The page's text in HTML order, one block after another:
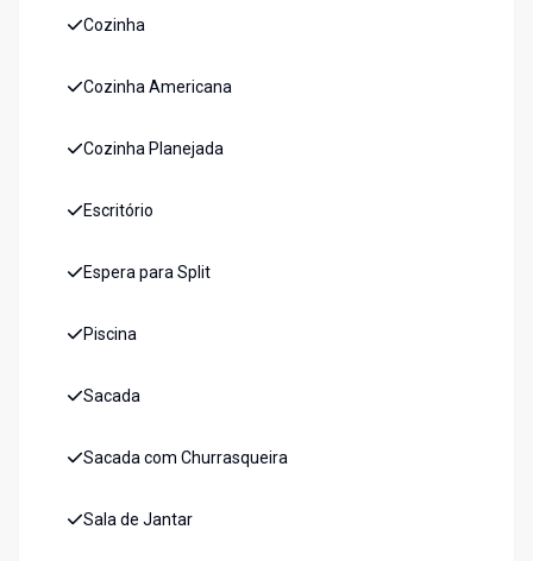
Cozinha
Cozinha Americana
Cozinha Planejada
Escritório
Espera para Split
Piscina
Sacada
Sacada com Churrasqueira
Sala de Jantar